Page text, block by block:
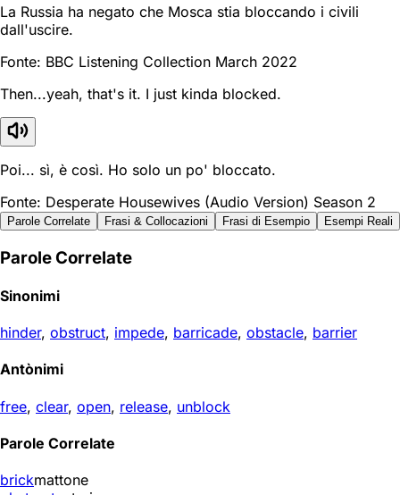
La Russia ha negato che Mosca stia bloccando i civili
dall'uscire.
Fonte: BBC Listening Collection March 2022
Then...yeah, that's it. I just kinda blocked.
Poi... sì, è così. Ho solo un po' bloccato.
Fonte: Desperate Housewives (Audio Version) Season 2
Parole Correlate Frasi & Collocazioni Frasi di Esempio Esempi Reali
Parole Correlate
Sinonimi
hinder, obstruct, impede, barricade, obstacle, barrier
Antònimi
free, clear, open, release, unblock
Parole Correlate
brickmattone